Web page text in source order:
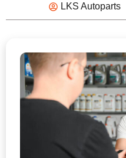
LKS Autoparts